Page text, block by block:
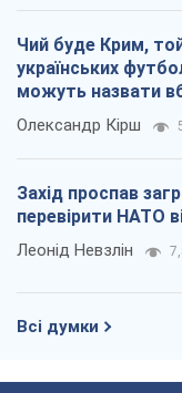
Чий буде Крим,
українських
можуть назвати
Олександр Кірш
Захід проспав
перевірити НАТО
Леонід Невзлін
Всі думки